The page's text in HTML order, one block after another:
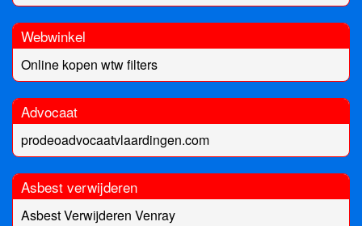
Webwinkel
Online kopen wtw filters
Advocaat
prodeoadvocaatvlaardingen.com
Asbest verwijderen
Asbest Verwijderen Venray